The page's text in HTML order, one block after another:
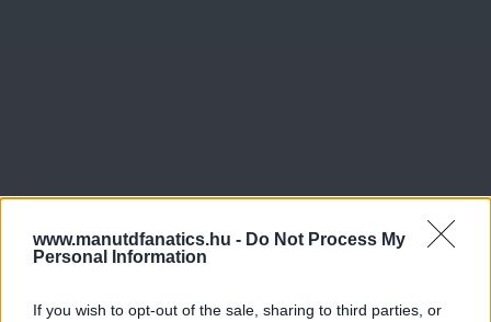
www.manutdfanatics.hu - Do Not Process My
Personal Information
If you wish to opt-out of the sale, sharing to third parties, or